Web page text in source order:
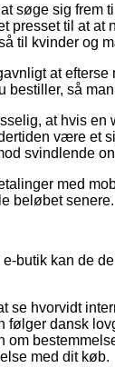
søge sig
presset til at at
til kvinder og
at
bestiller, så
at hvis en
være et
svindlende
med
beløbet senere.
butik kan de
se hvorvidt
dansk
om
med dit køb.